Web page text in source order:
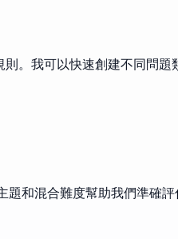
。我可以快速創建不同問
和混合難度幫助我們準確